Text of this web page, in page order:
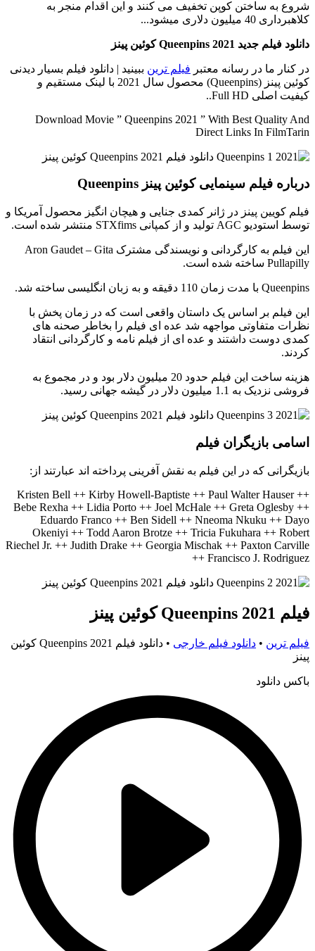
شروع به ساختن کوپن تخفیف می کنند و این اقدام منجر به
کلاهبرداری 40 میلیون دلاری میشود...
دانلود فیلم جدید 2021 Queenpins کوئین پینز
در کنار ما در رسانه معتبر فیلم ترین ببینید | دانلود فیلم بسیار دیدنی
کوئین پینز (Queenpins) محصول سال 2021 با لینک مستقیم و
کیفیت اصلی Full HD..
Download Movie ” Queenpins 2021 ” With Best Quality And
Direct Links In FilmTarin
درباره فیلم سینمایی کوئین پینز Queenpins
فیلم کویین پینز در ژانر کمدی جنایی و هیچان انگیز محصول آمریکا و
توسط استودیو AGC تولید و از کمپانی STXfims منتشر شده است.
این فیلم به کارگردانی و نویسندگی مشترک Aron Gaudet – Gita
Pullapilly ساخته شده است.
Queenpins با مدت زمان 110 دقیقه و به زبان انگلیسی ساخته شد.
این فیلم بر اساس یک داستان واقعی است که در زمان پخش با
نظرات متفاوتی مواجهه شد عده ای فیلم را بخاطر صحنه های
کمدی دوست داشتند و عده ای از فیلم نامه و کارگردانی انتقاد
کردند.
هزینه ساخت این فیلم حدود 20 میلیون دلار بود و در مجموع به
فروشی نزدیک به 1.1 میلیون دلار در گیشه جهانی رسید.
اسامی بازیگران فیلم
بازیگرانی که در این فیلم به نقش آفرینی پرداخته اند عبارتند از:
Kristen Bell ++ Kirby Howell-Baptiste ++ Paul Walter Hauser ++
Bebe Rexha ++ Lidia Porto ++ Joel McHale ++ Greta Oglesby ++
Eduardo Franco ++ Ben Sidell ++ Nneoma Nkuku ++ Dayo
Okeniyi ++ Todd Aaron Brotze ++ Tricia Fukuhara ++ Robert
Riechel Jr. ++ Judith Drake ++ Georgia Mischak ++ Paxton Carville
++ Francisco J. Rodriguez
فیلم 2021 Queenpins کوئین پینز
فیلم ترین • دانلود فیلم خارجی •
دانلود فیلم 2021 Queenpins کوئین
پینز
باکس دانلود